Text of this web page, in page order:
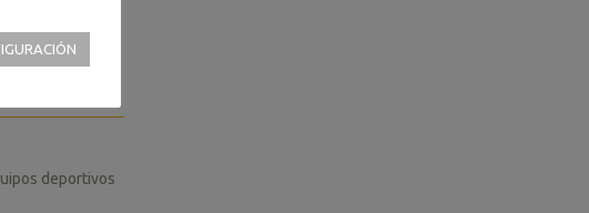
deportivos